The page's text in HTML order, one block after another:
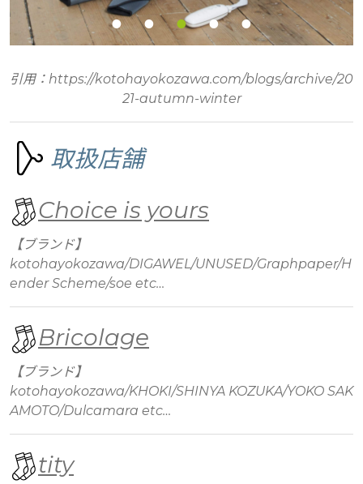
引用：https://kotohayokozawa.com/blogs/archive/20
21-autumn-winter
取扱店舗
Choice is yours
【ブランド】
kotohayokozawa/DIGAWEL/UNUSED/Graphpaper/H
ender Scheme/soe etc…
Bricolage
【ブランド】
kotohayokozawa/KHOKI/SHINYA KOZUKA/YOKO SAK
AMOTO/Dulcamara etc…
tity